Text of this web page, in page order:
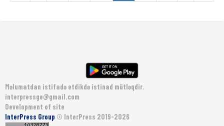
Məlumatdan istifadə etdikdə istinad mütləqdir.
interpressge@gmail.com
Development of site
InterPress Group © InterPress 2019-2026